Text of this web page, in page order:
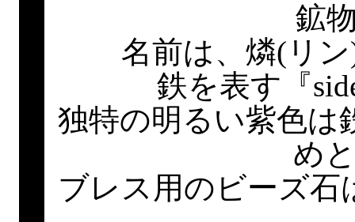
鉱
名前は、燐(リ
鉄を表す『
独特の明るい紫色は
め
ブレス用のビーズ